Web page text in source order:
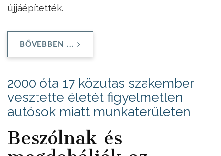
újjáépítették.
BŐVEBBEN ...
2000 óta 17 közutas szakember
vesztette életét figyelmetlen
autósok miatt munkaterületen
Beszólnak és